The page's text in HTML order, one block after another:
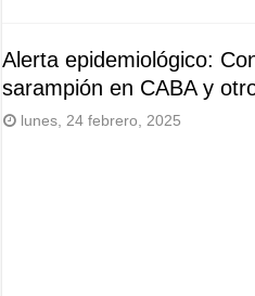
Alerta epidemiológico:
sarampión en CABA y
lunes, 24 febrero, 2025